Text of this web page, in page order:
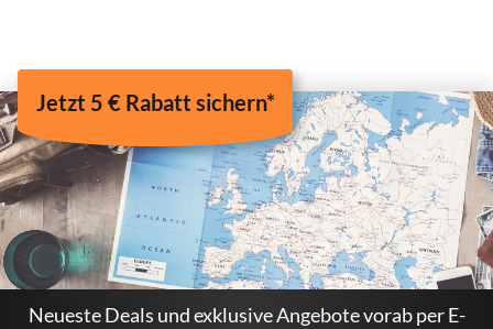
Jetzt 5 € Rabatt sichern*
Neueste Deals und exklusive Angebote vorab per E-